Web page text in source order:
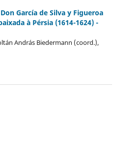
García de Silva y Figueroa
à Pérsia (1614-1624) -
András Biedermann (coord.),